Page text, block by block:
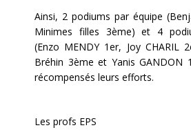
Ainsi, 2 podiums par équipe
Minimes filles 3ème) et 4
(Enzo MENDY 1er, Joy CHARIL
Bréhin 3ème et Yanis GANDON
récompensés leurs efforts.
Les profs EPS